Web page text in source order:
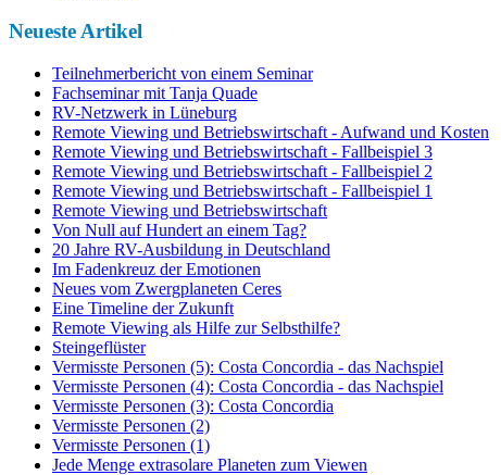
Neueste Artikel
Teilnehmerbericht von einem Seminar
Fachseminar mit Tanja Quade
RV-Netzwerk in Lüneburg
Remote Viewing und Betriebswirtschaft - Aufwand und Kosten
Remote Viewing und Betriebswirtschaft - Fallbeispiel 3
Remote Viewing und Betriebswirtschaft - Fallbeispiel 2
Remote Viewing und Betriebswirtschaft - Fallbeispiel 1
Remote Viewing und Betriebswirtschaft
Von Null auf Hundert an einem Tag?
20 Jahre RV-Ausbildung in Deutschland
Im Fadenkreuz der Emotionen
Neues vom Zwergplaneten Ceres
Eine Timeline der Zukunft
Remote Viewing als Hilfe zur Selbsthilfe?
Steingeflüster
Vermisste Personen (5): Costa Concordia - das Nachspiel
Vermisste Personen (4): Costa Concordia - das Nachspiel
Vermisste Personen (3): Costa Concordia
Vermisste Personen (2)
Vermisste Personen (1)
Jede Menge extrasolare Planeten zum Viewen